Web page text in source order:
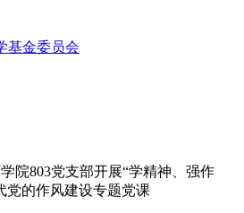
基金委员会
院803党支部开展“学精神、强作
党的作风建设专题党课